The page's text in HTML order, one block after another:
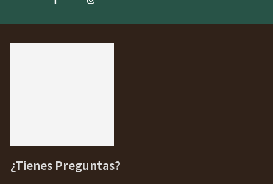
¿Tienes Preguntas?